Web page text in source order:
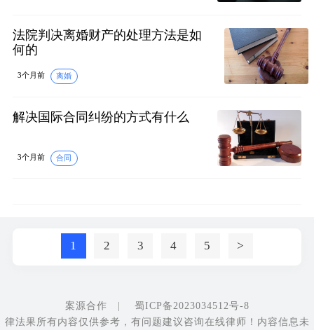
法院判决离婚财产的处理方法是如
何的
3个月前 离婚
解决国际合同纠纷的方式有什么
3个月前 合同
1 2 3 4 5 >
案源合作 | 蜀ICP备2023034512号-8
律法果所有内容仅供参考，有问题建议咨询在线律师！内容信息未